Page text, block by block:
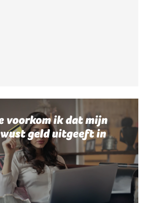
voorkom ik dat mijn
geld uitgeeft in